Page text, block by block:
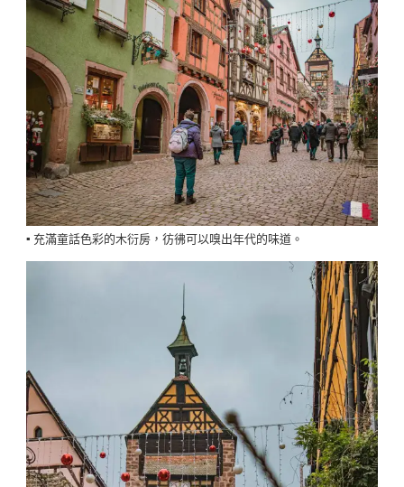
▪️ 充滿童話色彩的木衍房，彷彿可以嗅出年代的味道。